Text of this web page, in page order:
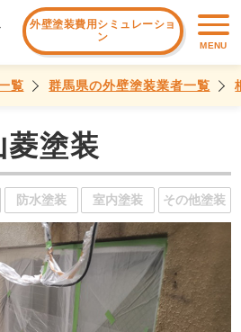
外壁塗装費用シミュレーショ
ン
MENU
覧 群馬県の外壁塗装業者一覧
菱塗装
防水塗装 室内塗装 その他塗装